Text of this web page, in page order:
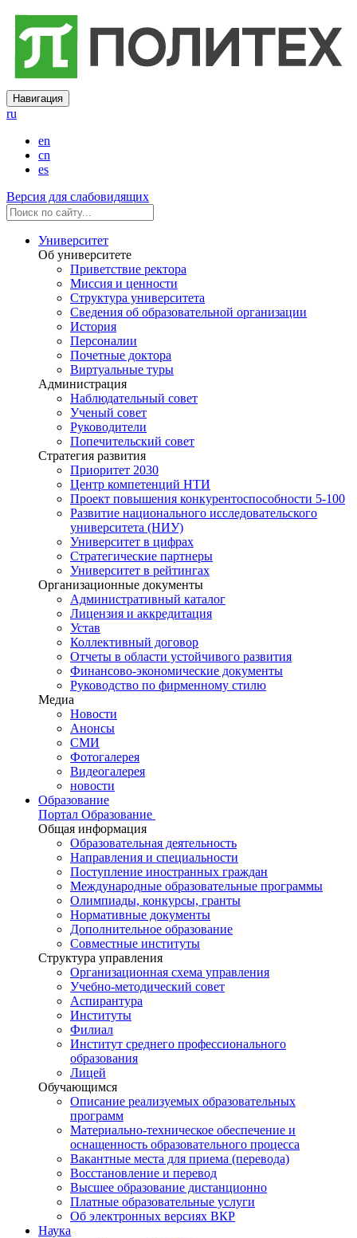
Навигация
ru
en
cn
es
Версия для слабовидящих
Университет
Об университете
Приветствие ректора
Миссия и ценности
Структура университета
Сведения об образовательной организации
История
Персоналии
Почетные доктора
Виртуальные туры
Администрация
Наблюдательный совет
Ученый совет
Руководители
Попечительский совет
Стратегия развития
Приоритет 2030
Центр компетенций НТИ
Проект повышения конкурентоспособности 5-100
Развитие национального исследовательского
университета (НИУ)
Университет в цифрах
Стратегические партнеры
Университет в рейтингах
Организационные документы
Административный каталог
Лицензия и аккредитация
Устав
Коллективный договор
Отчеты в области устойчивого развития
Финансово-экономические документы
Руководство по фирменному стилю
Медиа
Новости
Анонсы
СМИ
Фотогалерея
Видеогалерея
новости
Образование
Портал Образование
Общая информация
Образовательная деятельность
Направления и специальности
Поступление иностранных граждан
Международные образовательные программы
Олимпиады, конкурсы, гранты
Нормативные документы
Дополнительное образование
Совместные институты
Структура управления
Организационная схема управления
Учебно-методический совет
Аспирантура
Институты
Филиал
Институт среднего профессионального
образования
Лицей
Обучающимся
Описание реализуемых образовательных
программ
Материально-техническое обеспечение и
оснащенность образовательного процесса
Вакантные места для приема (перевода)
Восстановление и перевод
Высшее образование дистанционно
Платные образовательные услуги
Об электронных версиях ВКР
Наука